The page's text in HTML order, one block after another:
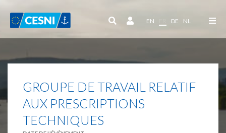
EN DE NL
GROUPE DE TRAVAIL RELATIF
AUX PRESCRIPTIONS
TECHNIQUES